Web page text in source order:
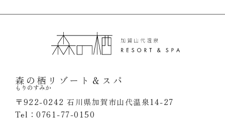
森の栖リゾート＆スパ
もりのすみか
〒922-0242 石川県加賀市山代温泉14-27
Tel：0761-77-0150